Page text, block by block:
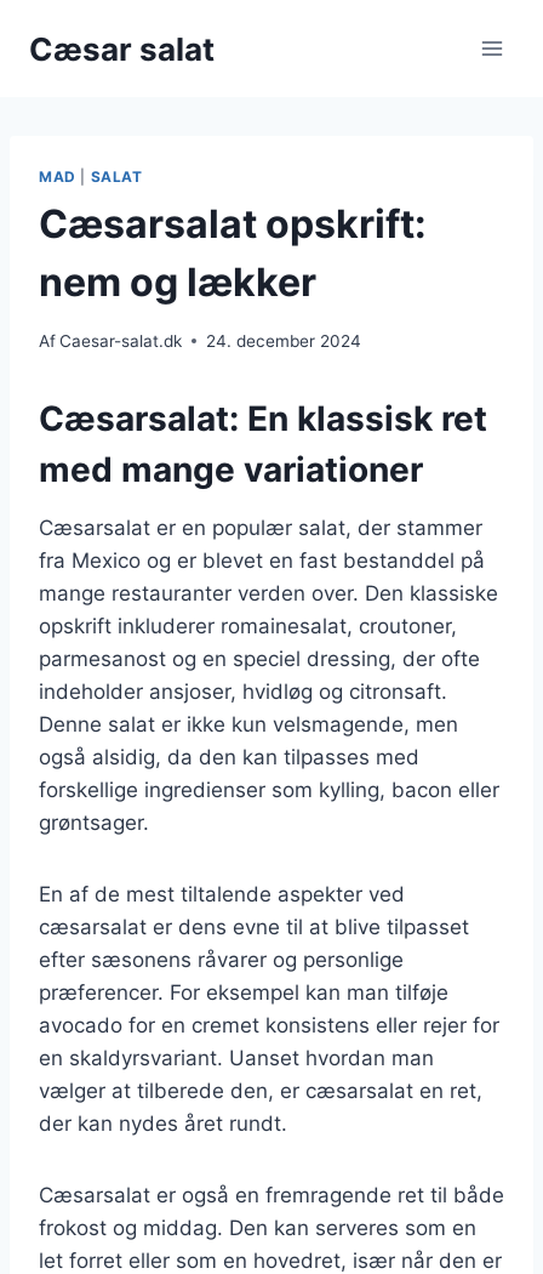
Cæsar salat
MAD SALAT
Cæsarsalat opskrift:
nem og lækker
AfCaesar-salat.dk 24. december 2024
Cæsarsalat: En klassisk ret
med mange variationer
Cæsarsalat er en populær salat, der stammer
fra Mexico og er blevet en fast bestanddel på
mange restauranter verden over. Den klassiske
opskrift inkluderer romainesalat, croutoner,
parmesanost og en speciel dressing, der ofte
indeholder ansjoser, hvidløg og citronsaft.
Denne salat er ikke kun velsmagende, men
også alsidig, da den kan tilpasses med
forskellige ingredienser som kylling, bacon eller
grøntsager.
En af de mest tiltalende aspekter ved
cæsarsalat er dens evne til at blive tilpasset
efter sæsonens råvarer og personlige
præferencer. For eksempel kan man tilføje
avocado for en cremet konsistens eller rejer for
en skaldyrsvariant. Uanset hvordan man
vælger at tilberede den, er cæsarsalat en ret,
der kan nydes året rundt.
Cæsarsalat er også en fremragende ret til både
frokost og middag. Den kan serveres som en
let forret eller som en hovedret, især når den er